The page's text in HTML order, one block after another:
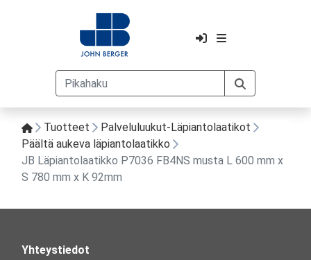
Tuotteet
Palveluluukut-Läpiantolaatikot
Päältä aukeva läpiantolaatikko
JB Läpiantolaatikko P7036 FB4NS musta L 600 mm x
S 780 mm x K 92mm
Yhteystiedot